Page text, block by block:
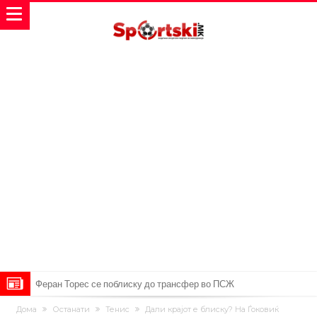
Даниел Малдини повторно го смени клубот во Серија “А”
Аморим донесе одлука: Милан ќе го крати составот
Дома Останати Тенис
Дали крајот е блиску? На Ѓоковиќ